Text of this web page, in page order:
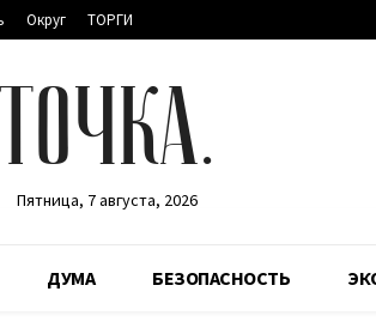
Округ ТОРГИ
ТОЧКА.
Пятница, 7 августа, 2026
ДУМА БЕЗОПАСНОСТЬ